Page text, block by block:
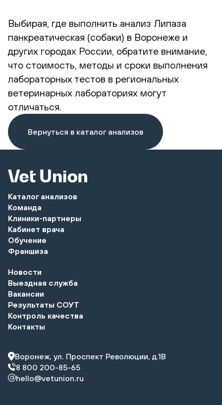
Выбирая, где выполнить анализ Липаза
панкреатическая (собаки) в Воронеже и
других городах России, обратите внимание,
что стоимость, методы и сроки выполнения
лабораторных тестов в региональных
ветеринарных лабораториях могут
отличаться.
Вернуться в каталог анализов
Каталог анализов
Команда
Клиники-партнеры
Кабинет врача
Обучение
Франшиза
Новости
Выездная служба
Вакансии
Результаты СОУТ
Контроль качества
Контакты
Воронеж, ул. Проспект Революции, д.1В
8 800 200-85-65
hello@vetunion.ru